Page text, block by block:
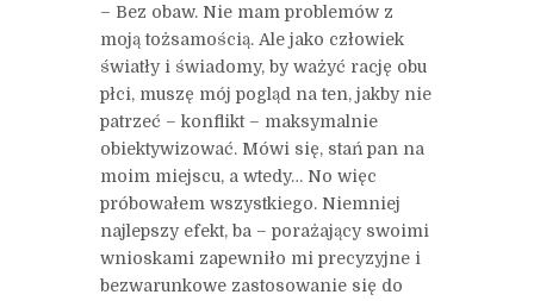
– Bez obaw. Nie mam problemów z
moją tożsamością. Ale jako człowiek
światły i świadomy, by ważyć rację obu
płci, muszę mój pogląd na ten, jakby nie
patrzeć – konflikt – maksymalnie
obiektywizować. Mówi się, stań pan na
moim miejscu, a wtedy… No więc
próbowałem wszystkiego. Niemniej
najlepszy efekt, ba – porażający swoimi
wnioskami zapewniło mi precyzyjne i
bezwarunkowe zastosowanie się do